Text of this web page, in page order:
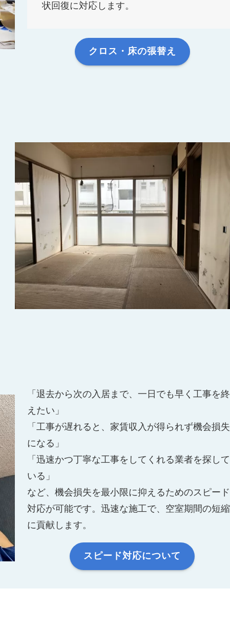
状回復に対応します。
クロス・床の張替え
「退去から次の入居まで、一日でも早く工事を終
えたい」
「工事が遅れると、家賃収入が得られず機会損失
になる」
「迅速かつ丁寧な工事をしてくれる業者を探して
いる」
など、機会損失を最小限に抑えるためのスピード
対応が可能です。迅速な施工で、空室期間の短縮
に貢献します。
スピード対応について